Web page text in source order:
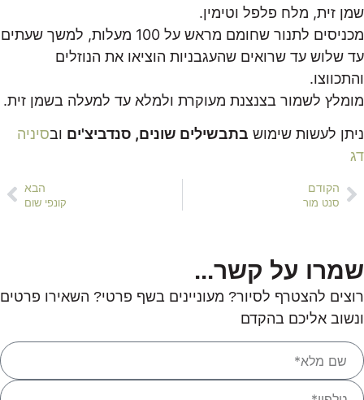
שמן זית, מלח פלפל וטימין.
מכניסים לתנור שחומם מראש על 100 מעלות, למשך שעתים
עד שלוש עד שרואים שהעגבניות הוציאו את הנוזלים
והתכווצו.
מומלץ לשמור בצנצנת מעוקרת ולמלא עד למעלה בשמן זית.
ניתן לעשות שימוש בתבשילים שונים, סנדביצ'ים ובסיניה
דג
הקודם
סנט מור
הבא
קונפי שום
שמרו על קשר...
רוצים להצטרף לסיור? מעוניינים בשף פרטי? השאירו פרטים
ונשוב אליכם בהקדם